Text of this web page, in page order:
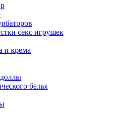
секс игрушек
и крема
белья